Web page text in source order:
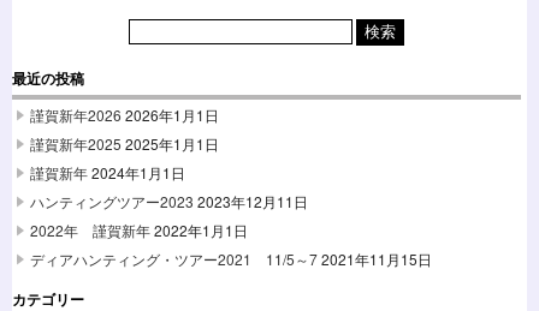
最近の投稿
謹賀新年2026 2026年1月1日
謹賀新年2025 2025年1月1日
謹賀新年2024年1月1日
ハンティングツアー2023 2023年12月11日
2022年 謹賀新年2022年1月1日
ディアハンティング・ツアー2021 11/5～72021年11月15日
カテゴリー